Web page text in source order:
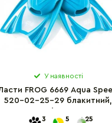
У наявності
FROG 6669 Aqua
520-02-25-29 блакитний,
3 5 25